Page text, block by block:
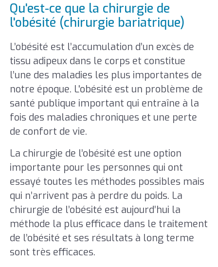
Qu'est-ce que la chirurgie de
l'obésité (chirurgie bariatrique)
L’obésité est l’accumulation d’un excès de
tissu adipeux dans le corps et constitue
l’une des maladies les plus importantes de
notre époque. L'obésité est un problème de
santé publique important qui entraîne à la
fois des maladies chroniques et une perte
de confort de vie.
La chirurgie de l’obésité est une option
importante pour les personnes qui ont
essayé toutes les méthodes possibles mais
qui n’arrivent pas à perdre du poids. La
chirurgie de l’obésité est aujourd’hui la
méthode la plus efficace dans le traitement
de l’obésité et ses résultats à long terme
sont très efficaces.